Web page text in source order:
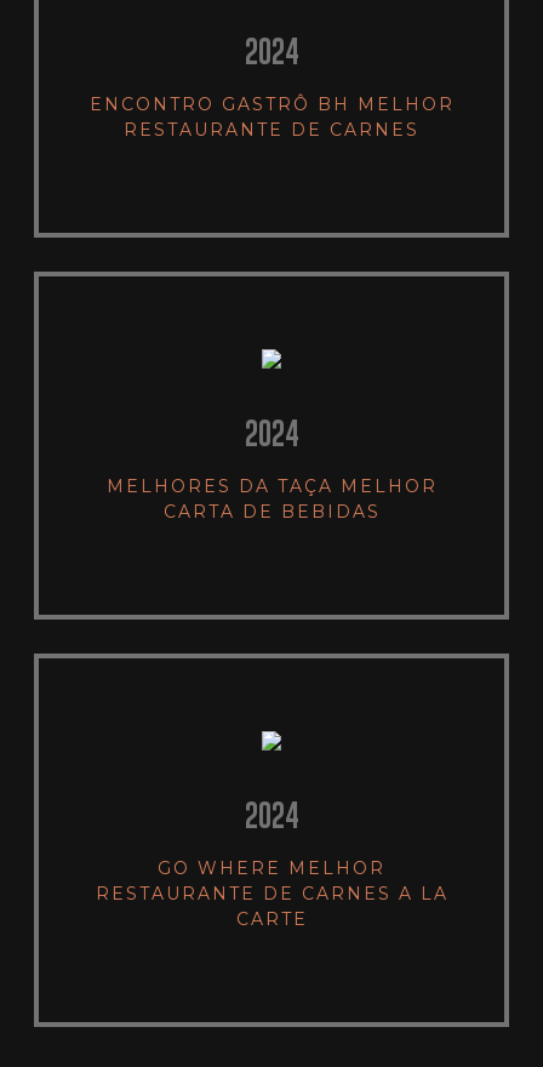
2024
ENCONTRO GASTRÔ BH MELHOR
RESTAURANTE DE CARNES
2024
MELHORES DA TAÇA MELHOR
CARTA DE BEBIDAS
2024
GO WHERE MELHOR
RESTAURANTE DE CARNES A LA
CARTE